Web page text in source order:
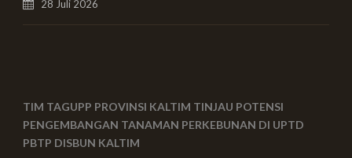
28 Juli 2026
TIM TAGUPP PROVINSI KALTIM TINJAU POTENSI
PENGEMBANGAN TANAMAN PERKEBUNAN DI UPTD
PBTP DISBUN KALTIM